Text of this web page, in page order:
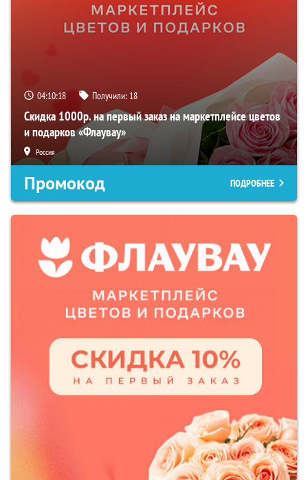
04:10:17 Получили: 18
Скидка 1000р. на первый заказ на маркетплейсе цветов
и подарков «Флаувау»
Россия
Промокод ПОДРОБНЕЕ